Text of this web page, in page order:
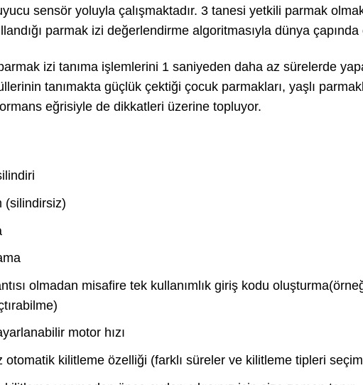
sensör yoluyla çalışmaktadır. 3 tanesi yetkili parmak
parmak izi değerlendirme algoritmasıyla dünya çapında
izi tanıma işlemlerini 1 saniyeden daha az sürelerde
tanımakta güçlük çektiği çocuk parmakları, yaşlı
eğrisiyle de dikkatleri üzerine topluyor.
(silindirsiz)
olmadan misafire tek kullanımlık giriş kodu
motor hızı
otomatik kilitleme özelliği (farklı süreler ve kilitleme tipleri